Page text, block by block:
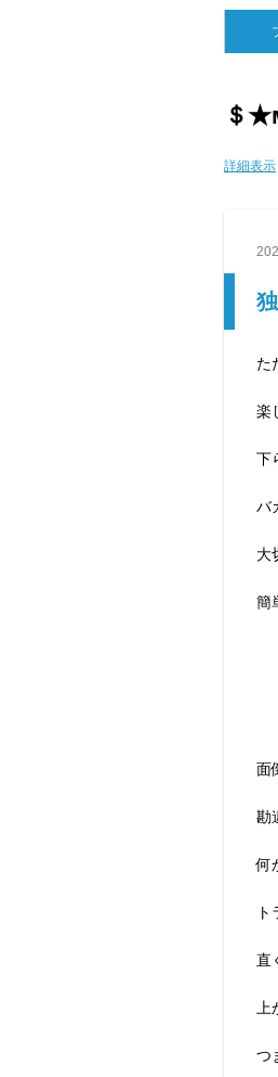
＄
詳細表示
た
楽
下
バ
大
簡
面
勘
何
直
つ